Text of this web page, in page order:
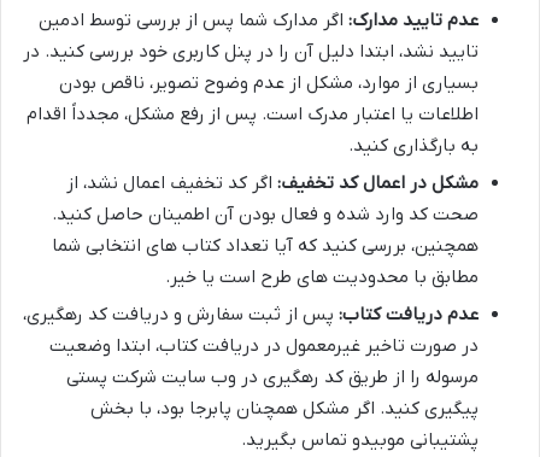
عدم تایید مدارک: اگر مدارک شما پس از بررسی توسط ادمین
تایید نشد، ابتدا دلیل آن را در پنل کاربری خود بررسی کنید. در
بسیاری از موارد، مشکل از عدم وضوح تصویر، ناقص بودن
اطلاعات یا اعتبار مدرک است. پس از رفع مشکل، مجدداً اقدام
به بارگذاری کنید.
مشکل در اعمال کد تخفیف: اگر کد تخفیف اعمال نشد، از
صحت کد وارد شده و فعال بودن آن اطمینان حاصل کنید.
همچنین، بررسی کنید که آیا تعداد کتاب های انتخابی شما
مطابق با محدودیت های طرح است یا خیر.
عدم دریافت کتاب: پس از ثبت سفارش و دریافت کد رهگیری،
در صورت تاخیر غیرمعمول در دریافت کتاب، ابتدا وضعیت
مرسوله را از طریق کد رهگیری در وب سایت شرکت پستی
پیگیری کنید. اگر مشکل همچنان پابرجا بود، با بخش
پشتیبانی موبیدو تماس بگیرید.